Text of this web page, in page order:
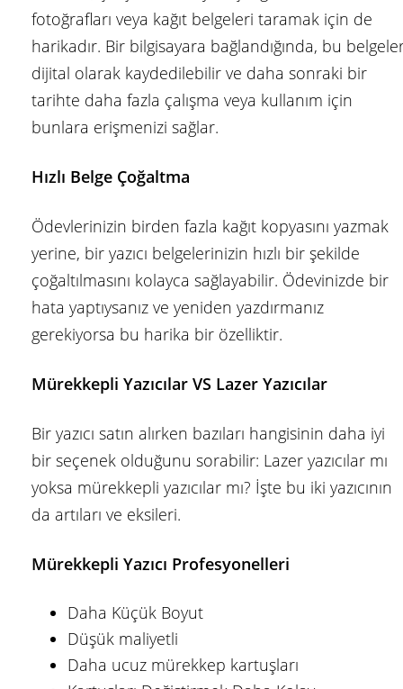
fotoğrafları veya kağıt belgeleri taramak için de
harikadır. Bir bilgisayara bağlandığında, bu
dijital olarak kaydedilebilir ve daha sonraki bir
tarihte daha fazla çalışma veya kullanım için
bunlara erişmenizi sağlar.
Hızlı Belge Çoğaltma
Ödevlerinizin birden fazla kağıt kopyasını yazmak
yerine, bir yazıcı belgelerinizin hızlı bir şekilde
çoğaltılmasını kolayca sağlayabilir. Ödevinizde bir
hata yaptıysanız ve yeniden yazdırmanız
gerekiyorsa bu harika bir özelliktir.
Mürekkepli Yazıcılar VS Lazer Yazıcılar
Bir yazıcı satın alırken bazıları hangisinin daha iyi
bir seçenek olduğunu sorabilir: Lazer yazıcılar mı
yoksa mürekkepli yazıcılar mı? İşte bu iki yazıcının
da artıları ve eksileri.
Mürekkepli Yazıcı Profesyonelleri
Daha Küçük Boyut
Düşük maliyetli
Daha ucuz mürekkep kartuşları